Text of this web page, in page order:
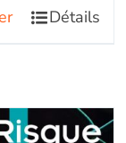
Détails